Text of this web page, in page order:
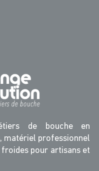
de bouche en
matériel professionnel
pour artisans et